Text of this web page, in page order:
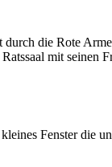
durch die Rote
mit
Fenster die